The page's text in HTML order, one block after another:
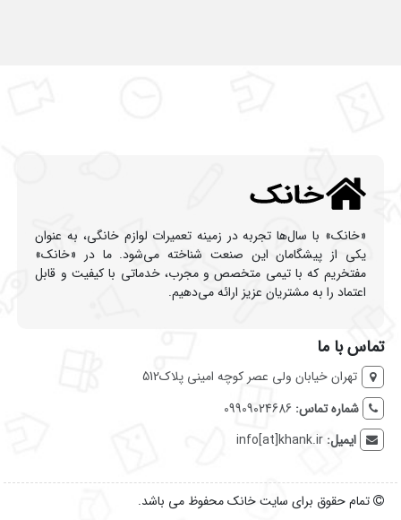
«خانک» با سال‌ها تجربه در زمینه تعمیرات لوازم خانگی، به عنوان
یکی از پیشگامان این صنعت شناخته می‌شود. ما در «خانک»
مفتخریم که با تیمی متخصص و مجرب، خدماتی با کیفیت و قابل
اعتماد را به مشتریان عزیز ارائه می‌دهیم.
تماس با ما
تهران خیابان ولی عصر کوچه امینی پلاک512
شماره تماس: 09909024686
ایمیل:info[at]khank.ir
تمام حقوق برای سایت خانک محفوظ می باشد.